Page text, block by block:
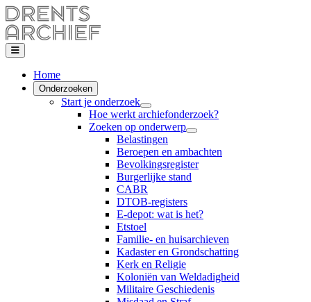
Home
Onderzoeken
Start je onderzoek
Hoe werkt archiefonderzoek?
Zoeken op onderwerp
Belastingen
Beroepen en ambachten
Bevolkingsregister
Burgerlijke stand
CABR
DTOB-registers
E-depot: wat is het?
Etstoel
Familie- en huisarchieven
Kadaster en Grondschatting
Kerk en Religie
Koloniën van Weldadigheid
Militaire Geschiedenis